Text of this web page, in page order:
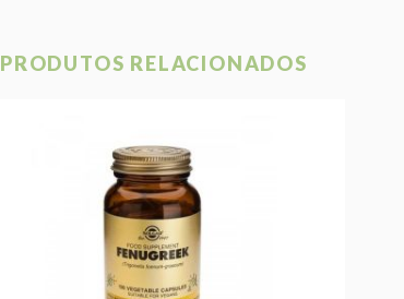
PRODUTOS RELACIONADOS